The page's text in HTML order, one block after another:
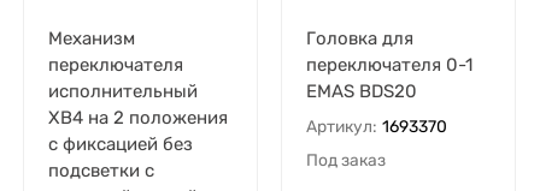
Механизм
переключателя
исполнительный
ХB4 на 2 положения
с фиксацией без
подсветки с
Головка для
переключателя 0-1
EMAS BDS20
Артикул: 1693370
Под заказ